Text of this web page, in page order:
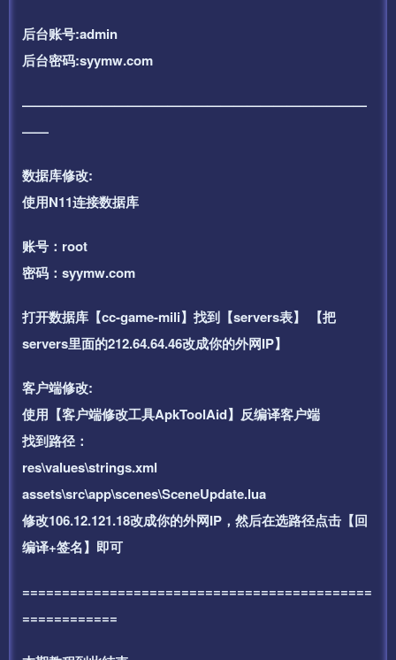
后台账号:admin
后台密码:syymw.com
——————————————————————————
——
数据库修改:
使用N11连接数据库
账号：root
密码：syymw.com
打开数据库【cc-game-mili】找到【servers表】 【把
servers里面的212.64.64.46改成你的外网IP】
客户端修改:
使用【客户端修改工具ApkToolAid】反编译客户端
找到路径：
res\values\strings.xml
assets\src\app\scenes\SceneUpdate.lua
修改106.12.121.18改成你的外网IP，然后在选路径点击【回
编译+签名】即可
============================================
============